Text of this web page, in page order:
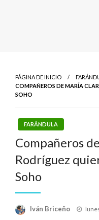
PÁGINA DE INICIO
COMPAÑEROS DE MARÍA
SOHO
FARÁNDULA
Compañeros
Rodríguez
Soho
Iván Briceño